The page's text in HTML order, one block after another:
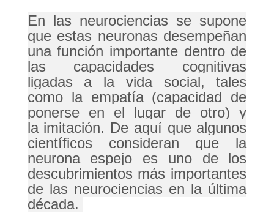
En las neurociencias se supone
que estas neuronas desempeñan
una función importante dentro de
las capacidades cognitivas
ligadas a la vida social, tales
como la empatía(capacidad de
ponerse en el lugar de otro) y
la imitación. De aquí que algunos
científicos consideran que la
neurona espejo es uno de los
descubrimientos más importantes
de las neurociencias en la última
década.